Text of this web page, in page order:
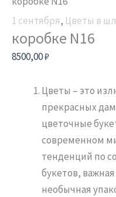
1 сентября, Цветы в
коробке N16
8500,00₽
Цветы – это
прекрасных
цветочные
современном
тенденций по
букетов,
необычная